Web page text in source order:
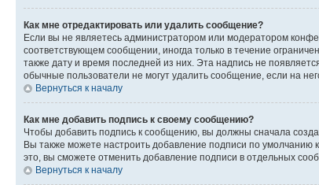
Как мне отредактировать или удалить сообщение?
Если вы не являетесь администратором или модератором
соответствующем сообщении, иногда только в течение
также дату и время последней из них. Эта надпись не
обычные пользователи не могут удалить сообщение, если на
Вернуться к началу
Как мне добавить подпись к своему сообщению?
Чтобы добавить подпись к сообщению, вы должны сначала
Вы также можете настроить добавление подписи по
это, вы сможете отменить добавление подписи в отдельных
Вернуться к началу